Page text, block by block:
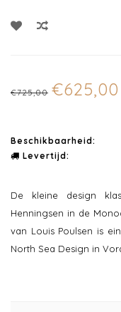
€725,00 €625,00
Beschikbaarheid:
Levertijd:
De kleine design
Henningsen in de
van Louis Poulsen is
North Sea Design in